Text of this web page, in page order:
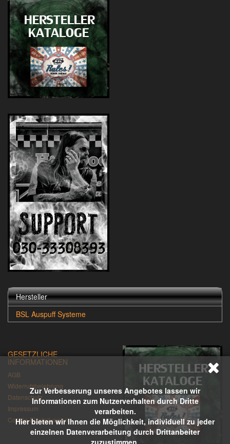
Zur Verbesserung unseres Angebotes lassen wir
Informationen zum Nutzerverhalten durch Dritte
verarbeiten.
Hier bieten wir Ihnen die Möglichkeit, individuell zu jeder
einzelnen Datenverarbeitung durch Drittanbeiter
zuzustimmen.
Hersteller
BSL Auspuff Systeme
GESETZLICHE
INFORMATIONEN
AGB
Widerrufsbelehrung
Datenschutz
Impressum
Cookie-Einstellungen